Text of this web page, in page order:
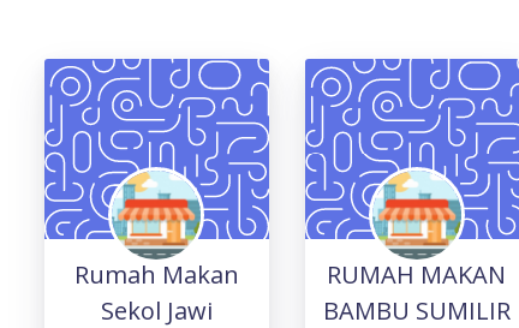
Rumah Makan
Sekol Jawi
RUMAH MAKAN
BAMBU SUMILIR